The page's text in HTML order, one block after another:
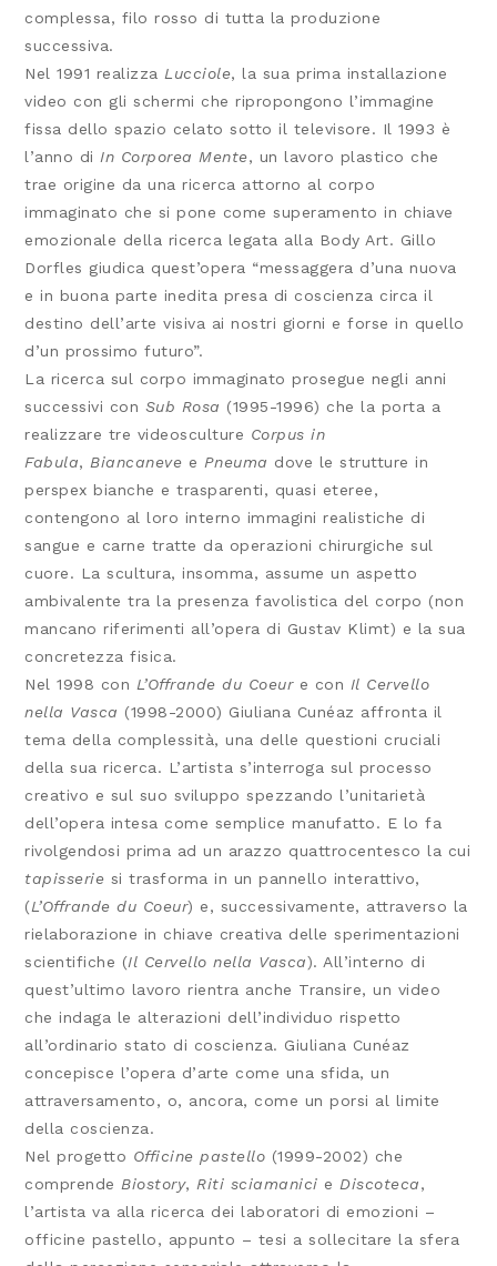
complessa, filo rosso di tutta la produzione
successiva.
Nel 1991 realizza Lucciole, la sua prima installazione
video con gli schermi che ripropongono l’immagine
fissa dello spazio celato sotto il televisore. Il 1993 è
l’anno di In Corporea Mente, un lavoro plastico che
trae origine da una ricerca attorno al corpo
immaginato che si pone come superamento in chiave
emozionale della ricerca legata alla Body Art. Gillo
Dorfles giudica quest’opera “messaggera d’una nuova
e in buona parte inedita presa di coscienza circa il
destino dell’arte visiva ai nostri giorni e forse in quello
d’un prossimo futuro”.
La ricerca sul corpo immaginato prosegue negli anni
successivi con Sub Rosa (1995-1996) che la porta a
realizzare tre videosculture Corpus in
Fabula, Biancaneve e Pneuma dove le strutture in
perspex bianche e trasparenti, quasi eteree,
contengono al loro interno immagini realistiche di
sangue e carne tratte da operazioni chirurgiche sul
cuore. La scultura, insomma, assume un aspetto
ambivalente tra la presenza favolistica del corpo (non
mancano riferimenti all’opera di Gustav Klimt) e la sua
concretezza fisica.
Nel 1998 con L’Offrande du Coeure con Il Cervello
nella Vasca (1998-2000) Giuliana Cunéaz affronta il
tema della complessità, una delle questioni cruciali
della sua ricerca. L’artista s’interroga sul processo
creativo e sul suo sviluppo spezzando l’unitarietà
dell’opera intesa come semplice manufatto. E lo fa
rivolgendosi prima ad un arazzo quattrocentesco la cui
tapisserie si trasforma in un pannello interattivo,
(L’Offrande du Coeur) e, successivamente, attraverso la
rielaborazione in chiave creativa delle sperimentazioni
scientifiche (Il Cervello nella Vasca). All’interno di
quest’ultimo lavoro rientra anche Transire, un video
che indaga le alterazioni dell’individuo rispetto
all’ordinario stato di coscienza. Giuliana Cunéaz
concepisce l’opera d’arte come una sfida, un
attraversamento, o, ancora, come un porsi al limite
della coscienza.
Nel progetto Officine pastello (1999-2002) che
comprende Biostory, Riti sciamanici e Discoteca,
l’artista va alla ricerca dei laboratori di emozioni –
officine pastello, appunto – tesi a sollecitare la sfera